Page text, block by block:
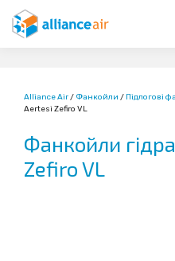
Skip
Alliance Air/ Фанкойли / Підлогові
Aertesi Zefiro VL
Фанкойли
Zefiro VL